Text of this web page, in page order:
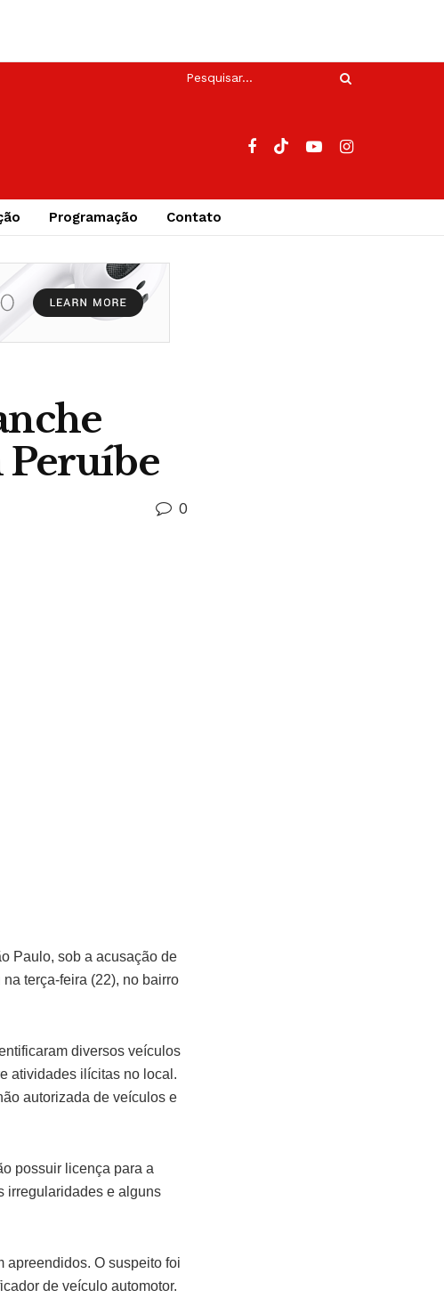
Programação Contato
Peruíbe
0
Paulo, sob a acusação de
terça-feira (22), no bairro
diversos veículos
atividades ilícitas no local.
autorizada de veículos e
possuir licença para a
irregularidades e alguns
apreendidos. O suspeito foi
de veículo automotor.